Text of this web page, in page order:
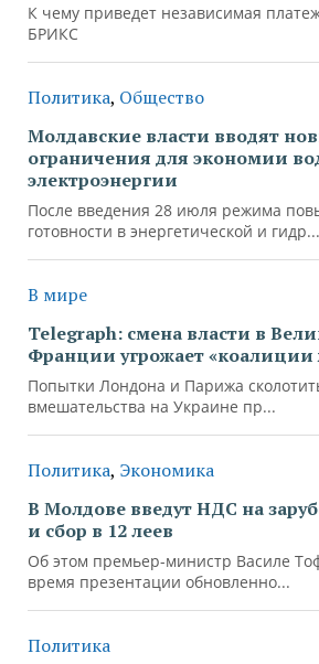
К чему приведет независимая
БРИКС
Политика, Общество
Молдавские власти вводят
ограничения для экономии
электроэнергии
После введения 28 июля режима
готовности в энергетической и гидр...
В мире
Telegraph: смена власти в
Франции угрожает
Попытки Лондона и Парижа
вмешательства на Украине пр...
Политика, Экономика
В Молдове введут НДС на
и сбор в 12 леев
Об этом премьер-министр Василе
время презентации обновленно...
Политика